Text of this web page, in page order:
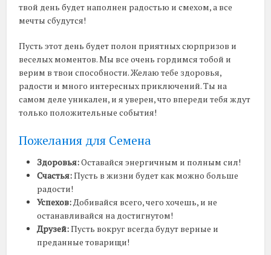
твой день будет наполнен радостью и смехом, а все
мечты сбудутся!
Пусть этот день будет полон приятных сюрпризов и
веселых моментов. Мы все очень гордимся тобой и
верим в твои способности. Желаю тебе здоровья,
радости и много интересных приключений. Ты на
самом деле уникален, и я уверен, что впереди тебя ждут
только положительные события!
Пожелания для Семена
Здоровья:Оставайся энергичным и полным сил!
Счастья:Пусть в жизни будет как можно больше
радости!
Успехов:Добивайся всего, чего хочешь, и не
останавливайся на достигнутом!
Друзей:Пусть вокруг всегда будут верные и
преданные товарищи!